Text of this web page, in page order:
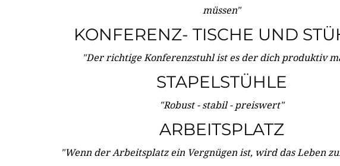
müssen"
KONFERENZ- TISCHE UND
"Der richtige Konferenzstuhl ist es der dich produktiv
STAPELSTÜHLE
"Robust - stabil - preiswert"
ARBEITSPLATZ
"Wenn der Arbeitsplatz ein Vergnügen ist, wird das Leben